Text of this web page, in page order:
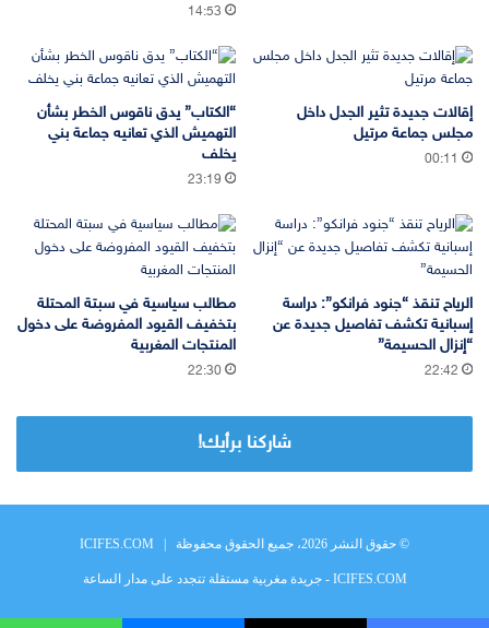
14:53
إقالات جديدة تثير الجدل داخل
مجلس جماعة مرتيل
00:11
“الكتاب” يدق ناقوس الخطر بشأن
التهميش الذي تعانيه جماعة بني
يخلف
23:19
الرياح تنقذ “جنود فرانكو”: دراسة
إسبانية تكشف تفاصيل جديدة عن
“إنزال الحسيمة”
22:42
مطالب سياسية في سبتة المحتلة
بتخفيف القيود المفروضة على دخول
المنتجات المغربية
22:30
شاركنا برأيك!
© حقوق النشر 2026، جميع الحقوق محفوظة | ICIFES.COM
ICIFES.COM - جريدة مغربية مستقلة تتجدد على مدار الساعة